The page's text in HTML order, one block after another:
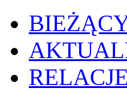
RELACJE